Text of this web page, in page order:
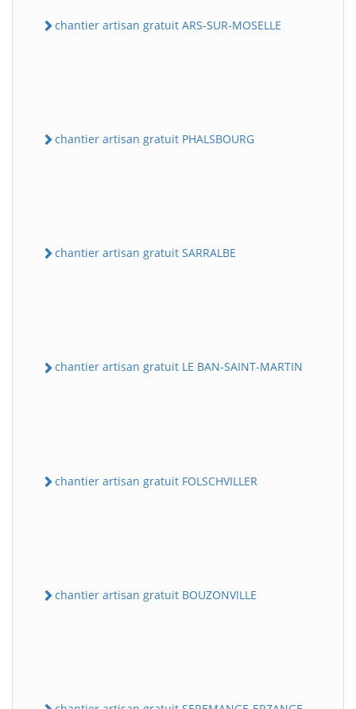
chantier artisan gratuit ARS-SUR-MOSELLE
chantier artisan gratuit PHALSBOURG
chantier artisan gratuit SARRALBE
chantier artisan gratuit LE BAN-SAINT-MARTIN
chantier artisan gratuit FOLSCHVILLER
chantier artisan gratuit BOUZONVILLE